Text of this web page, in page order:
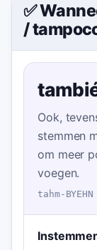
✅
/
Ook,
stemmen
om meer
voegen.
tahm-BYEHN